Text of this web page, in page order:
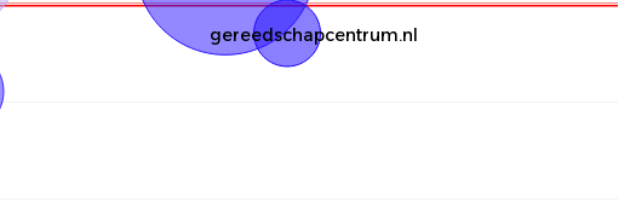
gereedschapcentrum.nl